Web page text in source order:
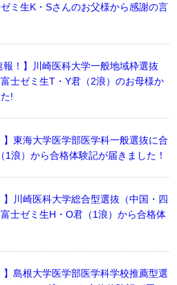
ミ生K・Sさんのお父様から感謝の言
報！】川崎医科大学一般地域枠選抜
士ゼミ生T・Y君（2浪）のお母様か
!
】東海大学医学部医学科一般選抜に合
浪）から合格体験記が届きました！
】川崎医科大学総合型選抜（中国・四
士ゼミ生H・O君（1浪）から合格体
】島根大学医学部医学科学校推薦型選